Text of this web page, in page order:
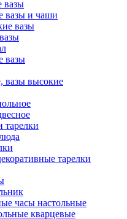
вазы
вазы и чаши
вазы
вазы
вазы высокие
тарелки
тарелки
часы настольные
кварцевые